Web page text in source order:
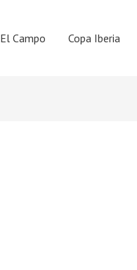
El Campo Copa Iberia